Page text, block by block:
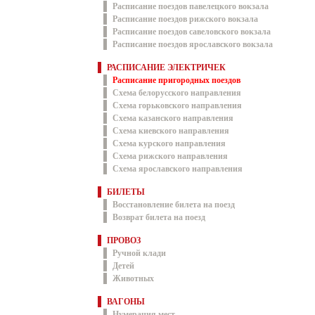
Расписание поездов павелецкого вокзала
Расписание поездов рижского вокзала
Расписание поездов савеловского вокзала
Расписание поездов ярославского вокзала
РАСПИСАНИЕ ЭЛЕКТРИЧЕК
Расписание пригородных поездов
Схема белорусского направления
Схема горьковского направления
Схема казанского направления
Схема киевского направления
Схема курского направления
Схема рижского направления
Схема ярославского направления
БИЛЕТЫ
Восстановление билета на поезд
Возврат билета на поезд
ПРОВОЗ
Ручной клади
Детей
Животных
ВАГОНЫ